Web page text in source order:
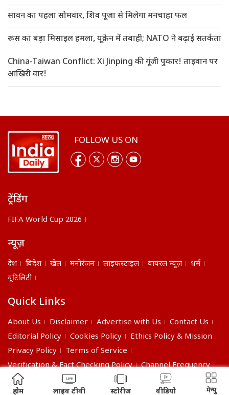
सावन का पहला सोमवार, शिव पूजा से मिलेगा मनचाहा फल
रूस का बड़ा मिसाइल हमला, यूक्रेन में तबाही; NATO ने बढ़ाई सतर्कता
China-Taiwan Conflict: Xi Jinping की गूंजी पुकार! ताइवान पर
आखिरी वार!
FOLLOW US ON
ट्रेंडिंग
FIFA World Cup 2026
न्यूज़
देश विदेश खेल मनोरंजन लाइफस्टाइल वायरल न्यूज़
धर्म
यूटिलिटी
Quick Links
About Us Disclaimer Advertise with Us
Contact Us
Editorial Policy
Cookies Policy
Ethics Policy & Mission
Privacy Policy
Terms of Service
Verification & Fact Checking Policy
Channel Frequency
©2026 India Daily. All right reserved.
होम लाइव टीवी स्टोरीज वीडियो मेन्यु